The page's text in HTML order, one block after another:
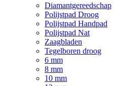
Diamantgereedschap
Polijstpad Droog
Polijstpad Handpad
Polijstpad Nat
Zaagbladen
Tegelboren droog
6 mm
8 mm
10 mm